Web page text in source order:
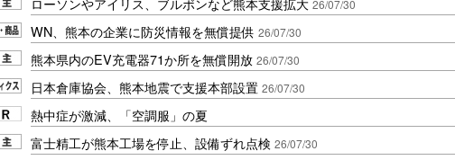
26/07/30
WN、熊本の企業に防災情報を無償提供 26/07/30
熊本県内のEV充電器71か所を無償開放 26/07/30
日本倉庫協会、熊本地震で支援本部設置 26/07/30
熱中症が激減、「空調服」の夏
富士精工が熊本工場を停止、設備ずれ点検 26/07/30